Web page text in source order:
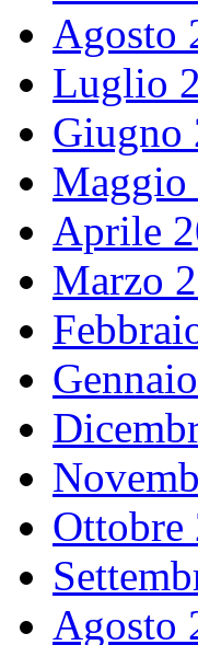
Agosto
Luglio
Giugno
Maggio
Aprile
Marzo
Ottobre
Agosto